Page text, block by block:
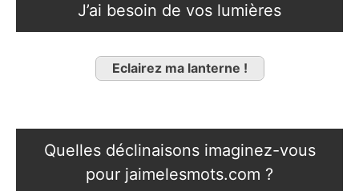
J’ai besoin de vos lumières
Eclairez ma lanterne !
Quelles déclinaisons imaginez-vous
pour jaimelesmots.com ?